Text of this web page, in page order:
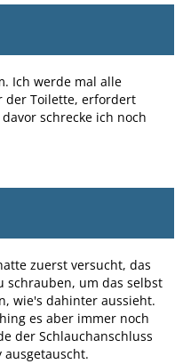
Ich werde mal alle
der Toilette, erfordert
schrecke ich noch
zuerst versucht, das
schrauben, um das selbst
wie's dahinter aussieht.
es aber immer noch
der Schlauchanschluss